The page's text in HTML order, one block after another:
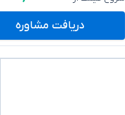
دریافت مشاوره